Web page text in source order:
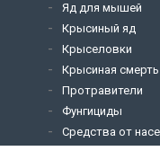
Яд для мышей
Крысиный яд
Крыселовки
Крысиная смерть
Протравители
Фунгициды
Средства от